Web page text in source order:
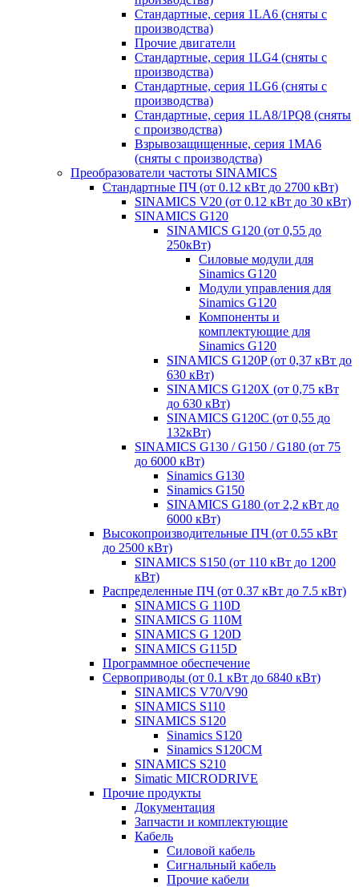
Стандартные, серия 1LA6 (сняты с
производства)
Прочие двигатели
Стандартные, серия 1LG4 (сняты с
производства)
Стандартные, серия 1LG6 (сняты с
производства)
Стандартные, серия 1LA8/1PQ8 (сняты
с производства)
Взрывозащищенные, серия 1MA6
(сняты с производства)
Преобразователи частоты SINAMICS
Стандартные ПЧ (от 0.12 кВт до 2700 кВт)
SINAMICS V20 (от 0.12 кВт до 30 кВт)
SINAMICS G120
SINAMICS G120 (от 0,55 до
250кВт)
Силовые модули для
Sinamics G120
Модули управления для
Sinamics G120
Компоненты и
комплектующие для
Sinamics G120
SINAMICS G120P (от 0,37 кВт до
630 кВт)
SINAMICS G120X (от 0,75 кВт
до 630 кВт)
SINAMICS G120C (от 0,55 до
132кВт)
SINAMICS G130 / G150 / G180 (от 75
до 6000 кВт)
Sinamics G130
Sinamics G150
SINAMICS G180 (от 2,2 кВт до
6000 кВт)
Высокопроизводительные ПЧ (от 0.55 кВт
до 2500 кВт)
SINAMICS S150 (от 110 кВт до 1200
кВт)
Распределенные ПЧ (от 0.37 кВт до 7.5 кВт)
SINAMICS G 110D
SINAMICS G 110M
SINAMICS G 120D
SINAMICS G115D
Программное обеспечение
Сервоприводы (от 0.1 кВт до 6840 кВт)
SINAMICS V70/V90
SINAMICS S110
SINAMICS S120
Sinamics S120
Sinamics S120CM
SINAMICS S210
Simatic MICRODRIVE
Прочие продукты
Документация
Запчасти и комплектующие
Кабель
Силовой кабель
Сигнальный кабель
Прочие кабели